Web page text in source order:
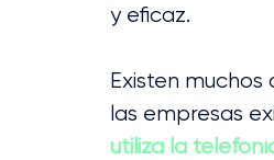
y eficaz.
Existen
las empresas
utiliza la